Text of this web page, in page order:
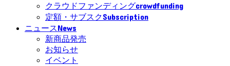
クラウドファンディングcrowdfunding
定額・サブスクSubscription
ニュースNews
新商品発売
お知らせ
イベント